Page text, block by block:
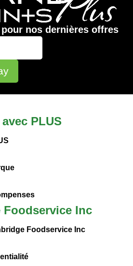
nos dernières offres
PLUS
Foodservice Inc
Foodservice Inc